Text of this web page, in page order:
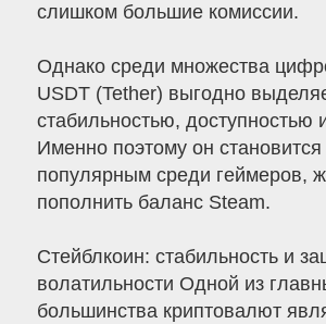
слишком большие комиссии.
Однако среди множества
USDT (Tether) выгодно
стабильностью, доступностью
Именно поэтому он
популярным среди геймеров,
пополнить баланс Steam.
Стейблкоин: стабильность и
волатильности Одной из
большинства криптовалют